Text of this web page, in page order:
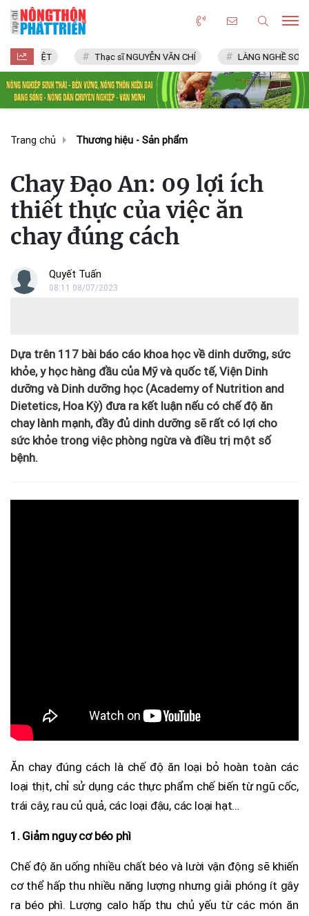
Thạc sĩ NGUYỄN VĂN CHÍ LÀNG NGHỀ SƠN MỸ
Trang chủ Thương hiệu - Sản phẩm
Chay Đạo An: 09 lợi ích
thiết thực của việc ăn
chay đúng cách
Quyết Tuấn
08:11 08/07/2023
Dựa trên 117 bài báo cáo khoa học về dinh dưỡng, sức
khỏe, y học hàng đầu của Mỹ và quốc tế, Viện Dinh
dưỡng và Dinh dưỡng học (Academy of Nutrition and
Dietetics, Hoa Kỳ) đưa ra kết luận nếu có chế độ ăn
chay lành mạnh, đầy đủ dinh dưỡng sẽ rất có lợi cho
sức khỏe trong việc phòng ngừa và điều trị một số
bệnh.
Ăn chay đúng cách là chế độ ăn loại bỏ hoàn toàn các
loại thịt, chỉ sử dụng các thực phẩm chế biến từ ngũ cốc,
trái cây, rau củ quả, các loại đậu, các loại hạt…
1. Giảm nguy cơ béo phì
Chế độ ăn uống nhiều chất béo và lười vận động sẽ khiến
cơ thể hấp thu nhiều năng lượng nhưng giải phóng ít gây
ra béo phì. Lượng calo hấp thu chủ yếu từ các món ăn